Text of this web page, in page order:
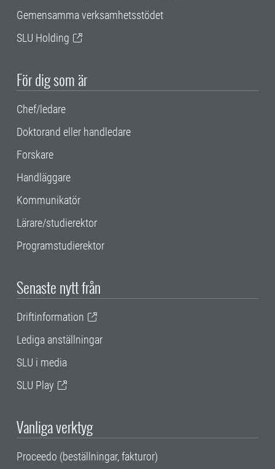
Gemensamma verksamhetsstödet
SLU Holding
För dig som är
Chef/ledare
Doktorand eller handledare
Forskare
Handläggare
Kommunikatör
Lärare/studierektor
Programstudierektor
Senaste nytt från
Driftinformation
Lediga anställningar
SLU i media
SLU Play
Vanliga verktyg
Proceedo (beställningar, fakturor)